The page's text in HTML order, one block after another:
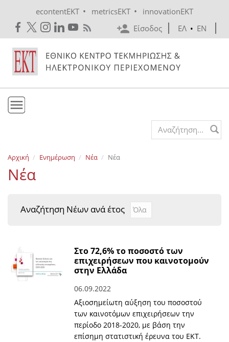
econtentEKT • metricsEKT •
innovationEKT
Είσοδος
ΕΛ • EN
Εκδόσεις
Ενημέρωση
Search form
Αρχική Ενημέρωση Νέα Νέα
Νέα
Αναζήτηση Νέων ανά έτος Αναζήτηση Νέων ανά
Year
Στο 72,6% το ποσοστό των
επιχειρήσεων που καινοτομούν
στην Ελλάδα
06.09.2022
Αξιοσημείωτη αύξηση του ποσοστού
των καινοτόμων επιχειρήσεων την
περίοδο 2018-2020, με βάση την
επίσημη στατιστική έρευνα του ΕΚΤ.